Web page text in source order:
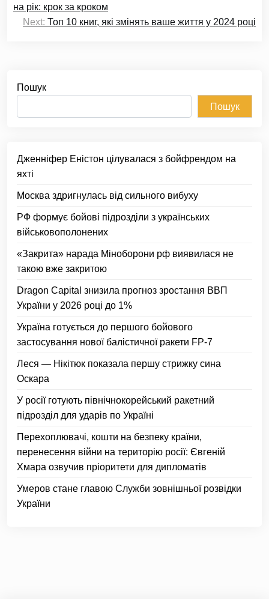
на рік: крок за кроком
Next: Топ 10 книг, які змінять ваше життя у 2024 році
Пошук
Пошук
Дженніфер Еністон цілувалася з бойфрендом на
яхті
Москва здригнулась від сильного вибуху
РФ формує бойові підрозділи з українських
військовополонених
«Закрита» нарада Міноборони рф виявилася не
такою вже закритою
Dragon Capital знизила прогноз зростання ВВП
України у 2026 році до 1%
Україна готується до першого бойового
застосування нової балістичної ракети FP-7
Леся — Нікітюк показала першу стрижку сина
Оскара
У росії готують північнокорейський ракетний
підрозділ для ударів по Україні
Перехоплювачі, кошти на безпеку країни,
перенесення війни на територію росії: Євгеній
Хмара озвучив пріоритети для дипломатів
Умеров стане главою Служби зовнішньої розвідки
України